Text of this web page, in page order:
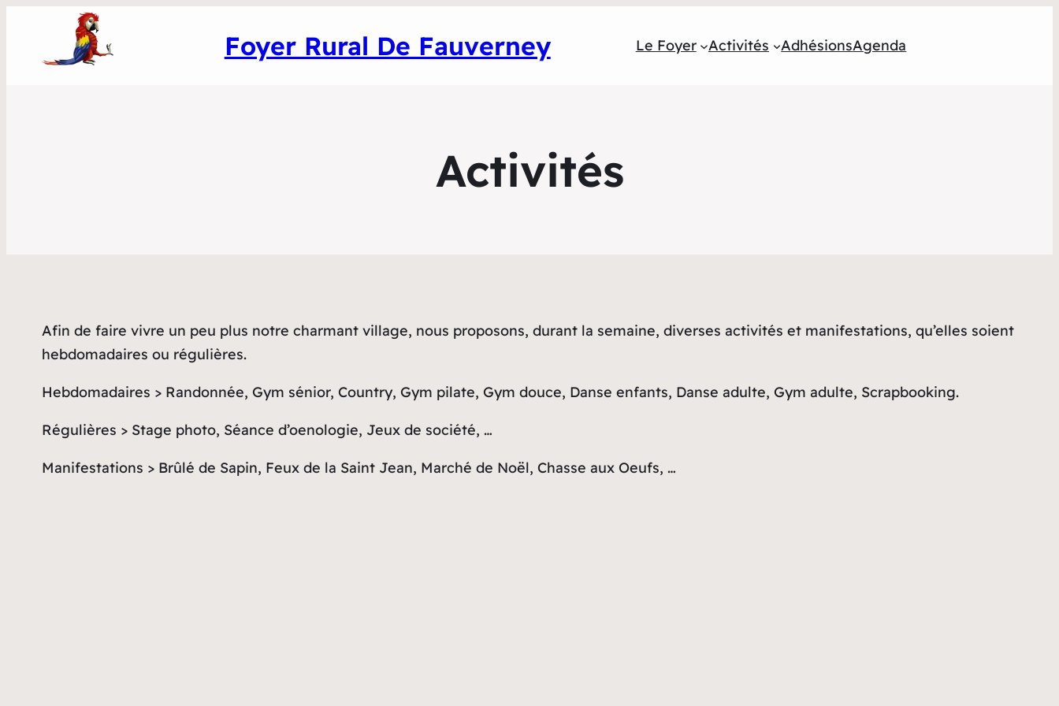
Foyer Rural De Fauverney Le Foyer Activités AdhésionsAgenda
Activités
Afin de faire vivre un peu plus notre charmant village, nous proposons, durant la semaine, diverses activités et manifestations, qu’elles soient
hebdomadaires ou régulières.
Hebdomadaires > Randonnée, Gym sénior, Country, Gym pilate, Gym douce, Danse enfants, Danse adulte, Gym adulte, Scrapbooking.
Régulières > Stage photo, Séance d’oenologie, Jeux de société, …
Manifestations > Brûlé de Sapin, Feux de la Saint Jean, Marché de Noël, Chasse aux Oeufs, …